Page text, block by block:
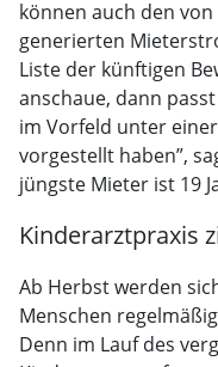
können auch den
generierten
Liste der künftigen
anschaue, dann
im Vorfeld unter
vorgestellt haben”,
jüngste Mieter ist 19
Kinderarztpraxis
Ab Herbst werden
Menschen
Denn im Lauf des